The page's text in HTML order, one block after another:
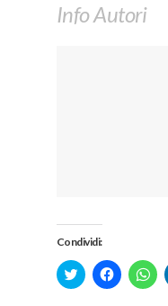
Info Autori
Condividi:
Click
to
Fai
clic
Fai
clic